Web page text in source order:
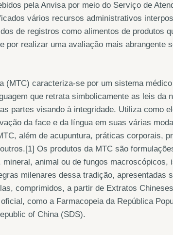
pela Anvisa por meio do Serviço de
vários recursos administrativos
de registros como alimentos de produtos
por realizar uma avaliação mais abrangente
(MTC) caracteriza-se por um sistema
que retrata simbolicamente as leis da
partes visando à integridade. Utiliza como
da face e da língua em suas várias
além de acupuntura, práticas corporais,
Os produtos da MTC são
animal ou de fungos macroscópicos,
milenares dessa tradição, apresentadas
comprimidos, a partir de Extratos
como a Farmacopeia da República
of China (SDS).